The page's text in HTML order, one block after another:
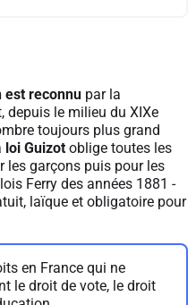
est reconnu par la
depuis le milieu du XIXe
toujours plus grand
loi Guizot oblige toutes les
les garçons puis pour les
Ferry des années 1881 -
laïque et obligatoire pour
en France qui ne
le droit de vote, le droit